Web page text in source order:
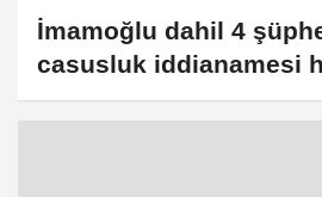
İmamoğlu dahil 4
casusluk iddianamesi